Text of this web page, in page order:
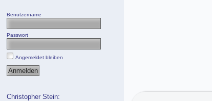
Benutzername
Passwort
Angemeldet bleiben
Christopher Stein: